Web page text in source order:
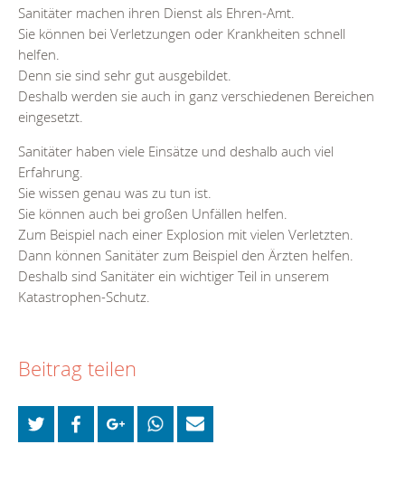
Sanitäter machen ihren Dienst als Ehren-Amt.
Sie können bei Verletzungen oder Krankheiten schnell
helfen.
Denn sie sind sehr gut ausgebildet.
Deshalb werden sie auch in ganz verschiedenen Bereichen
eingesetzt.
Sanitäter haben viele Einsätze und deshalb auch viel
Erfahrung.
Sie wissen genau was zu tun ist.
Sie können auch bei großen Unfällen helfen.
Zum Beispiel nach einer Explosion mit vielen Verletzten.
Dann können Sanitäter zum Beispiel den Ärzten helfen.
Deshalb sind Sanitäter ein wichtiger Teil in unserem
Katastrophen-Schutz.
Beitrag teilen